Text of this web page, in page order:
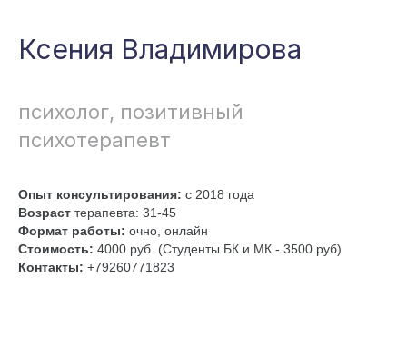
Ксения Владимирова
психолог, позитивный
психотерапевт
Опыт консультирования: с 2018 года
Возраст терапевта: 31-45
Формат работы: очно, онлайн
Стоимость: 4000 руб. (Студенты БК и МК - 3500 руб)
Контакты: +79260771823